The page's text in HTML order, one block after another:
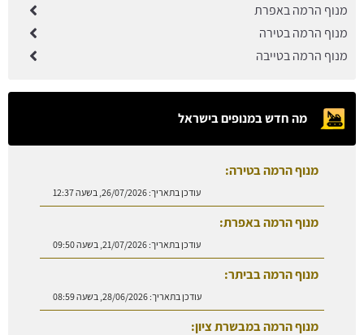
מנוף הרמה באפרת
מנוף הרמה בטירה
מנוף הרמה בטייבה
מה חדש במנופים בישראל
מנוף הרמה בטירה:
עודכן בתאריך:26/07/2026, בשעה 12:37
מנוף הרמה באפרת:
עודכן בתאריך:21/07/2026, בשעה 09:50
מנוף הרמה בביתר:
עודכן בתאריך:28/06/2026, בשעה 08:59
מנוף הרמה במבשרת ציון: